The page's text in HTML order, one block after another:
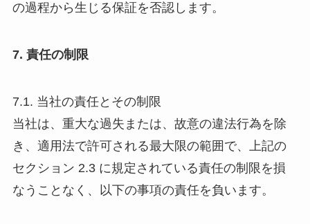
の過程から生じる保証を否認します。
7. 責任の制限
7.1. 当社の責任とその制限
当社は、重大な過失または、故意の違法行為を除
き、適用法で許可される最大限の範囲で、上記の
セクション 2.3 に規定されている責任の制限を損
なうことなく、以下の事項の責任を負います。